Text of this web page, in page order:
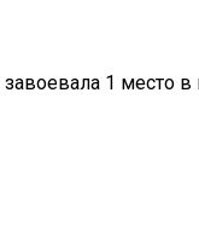
завоевала 1 место